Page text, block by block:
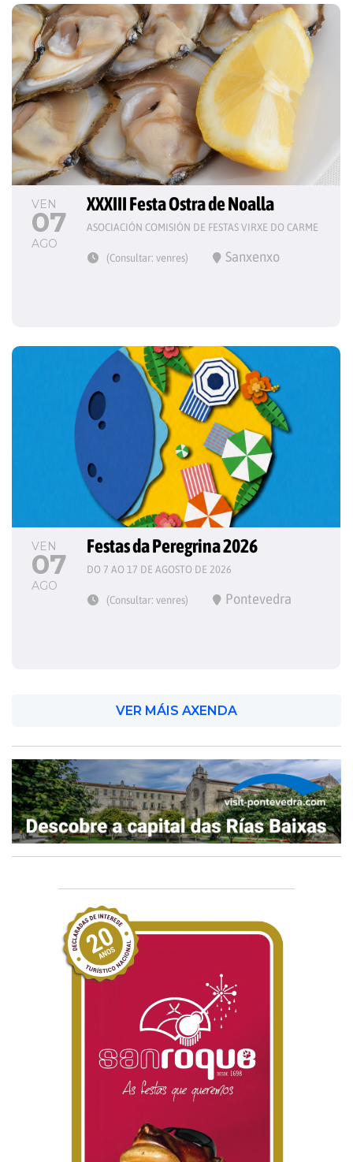
VEN
07
AGO
XXXIII Festa Ostra de Noalla
ASOCIACIÓN COMISIÓN DE FESTAS VIRXE DO CARME
(Consultar: venres) Sanxenxo
VEN
07
AGO
Festas da Peregrina 2026
DO 7 AO 17 DE AGOSTO DE 2026
(Consultar: venres) Pontevedra
VER MÁIS AXENDA